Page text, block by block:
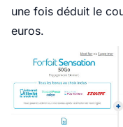
une fois déduit le
euros.